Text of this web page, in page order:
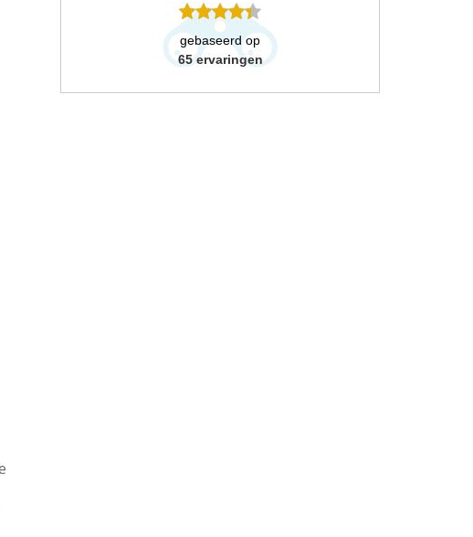
gebaseerd op
65 ervaringen